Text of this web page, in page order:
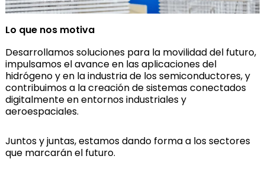
Lo que nos motiva
Desarrollamos soluciones para la movilidad del futuro,
impulsamos el avance en las aplicaciones del
hidrógeno y en la industria de los semiconductores, y
contribuimos a la creación de sistemas conectados
digitalmente en entornos industriales y
aeroespaciales.
Juntos y juntas, estamos dando forma a los sectores
que marcarán el futuro.